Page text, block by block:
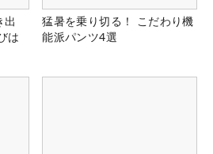
出
は
猛暑を乗り切る！ こだわり機
能派パンツ4選